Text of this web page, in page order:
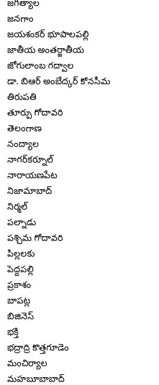
జగిత్యాల
జనగాం
జయశంకర్ భూపాలపల్లి
జాతీయ అంతర్జాతీయ
జోగులాంబ గద్వాల
డా. బిఆర్ అంబేద్కర్ కోనసీమ
తిరుపతి
తూర్పు గోదావరి
తెలంగాణ
నంద్యాల
నాగర్‌కర్నూల్
నారాయణపేట
నిజామాబాద్
నిర్మల్
పల్నాడు
పశ్చిమ గోదావరి
పిల్లలకు
పెద్దపల్లి
ప్రకాశం
బాపట్ల
బిజినెస్
భక్తి
భద్రాద్రి కొత్తగూడెం
మంచిర్యాల
మహబూబాబాద్